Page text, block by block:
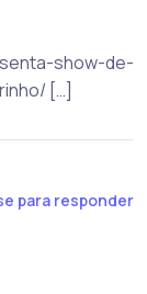
show-de-
[…]
para responder